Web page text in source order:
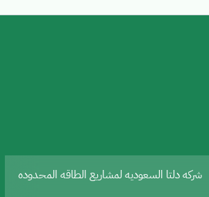
شركه دلتا السعوديه لمشاريع الطاقه المحدوده